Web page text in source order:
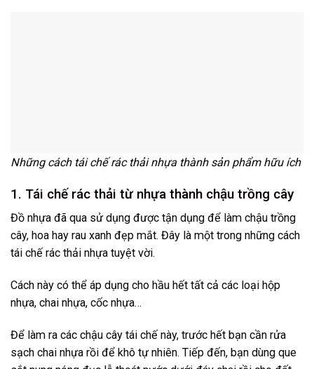
Những cách tái chế rác thải nhựa thành sản phẩm hữu ích
1. Tái chế rác thải từ nhựa thành chậu trồng cây
Đồ nhựa đã qua sử dụng được tận dụng để làm chậu trồng
cây, hoa hay rau xanh đẹp mắt. Đây là một trong những cách
tái chế rác thải nhựa tuyệt vời.
Cách này có thể áp dụng cho hầu hết tất cả các loại hộp
nhựa, chai nhựa, cốc nhựa…
Để làm ra các chậu cây tái chế này, trước hết bạn cần rửa
sạch chai nhựa rồi để khô tự nhiên. Tiếp đến, bạn dùng que